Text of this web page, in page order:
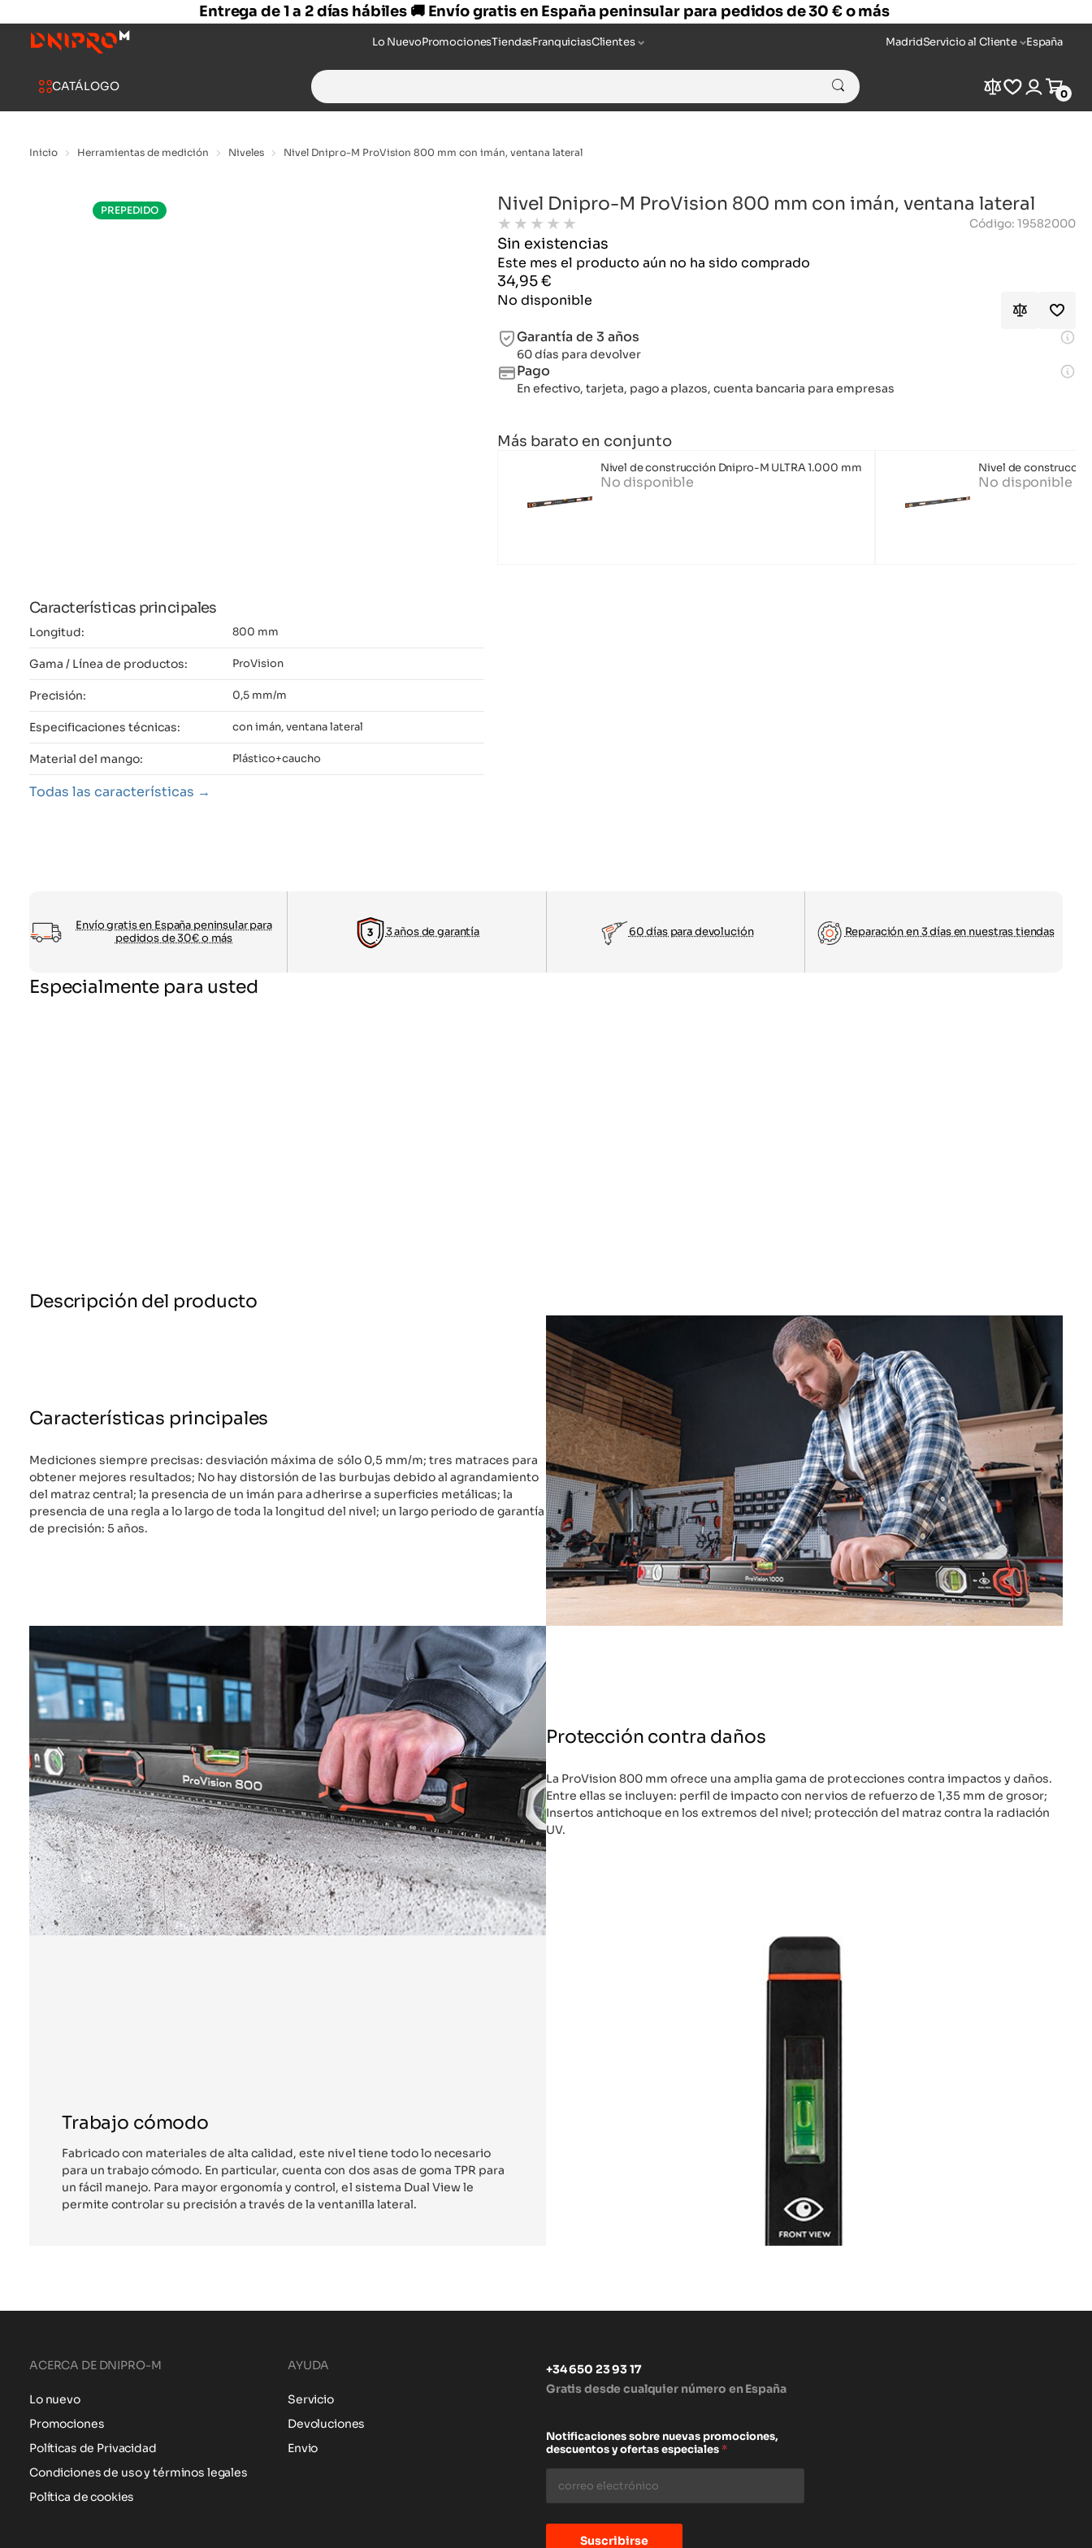
Entrega de 1 a 2 días hábiles 🚚 Envío gratis en España peninsular para pedidos de 30 € o más
Lo NuevoPromocionesTiendasFranquiciasClientes MadridServicio al Cliente España
CATÁLOGO
Search
for:
Compare
Wishlist
Login
Cart
0
Inicio Herramientas de medición Niveles Nivel Dnipro-M ProVision 800 mm con imán, ventana lateral
PREPEDIDO
Características principales
Longitud: 800 mm
Gama / Línea de productos: ProVision
Precisión: 0,5 mm/m
Especificaciones técnicas: con imán, ventana lateral
Material del mango: Plástico+caucho
Todas las características
Nivel Dnipro-M ProVision 800 mm con imán, ventana lateral
★ ★ ★ ★ ★ Código: 19582000
Sin existencias
Este mes el producto aún no ha sido comprado
34,95€
No disponible
Garantía de 3 años
60 días para devolver
Pago
En efectivo, tarjeta, pago a plazos, cuenta bancaria para empresas
Más barato en conjunto
Nivel de construcción Dnipro-M ULTRA 1.000 mm
No disponible
Nivel de
No disponible
Envío gratis en España peninsular para
pedidos de 30€ o más
3 años de garantía 60 días para devolución Reparación en 3 días en nuestras tiendas
Especialmente para usted
Descripción del producto
Características principales
Mediciones siempre precisas: desviación máxima de sólo 0,5 mm/m; tres matraces para
obtener mejores resultados; No hay distorsión de las burbujas debido al agrandamiento
del matraz central; la presencia de un imán para adherirse a superficies metálicas; la
presencia de una regla a lo largo de toda la longitud del nivel; un largo periodo de garantía
de precisión: 5 años.
Protección contra daños
La ProVision 800 mm ofrece una amplia gama de protecciones contra impactos y daños.
Entre ellas se incluyen: perfil de impacto con nervios de refuerzo de 1,35 mm de grosor;
Insertos antichoque en los extremos del nivel; protección del matraz contra la radiación
UV.
Trabajo cómodo
Fabricado con materiales de alta calidad, este nivel tiene todo lo necesario
para un trabajo cómodo. En particular, cuenta con dos asas de goma TPR para
un fácil manejo. Para mayor ergonomía y control, el sistema Dual View le
permite controlar su precisión a través de la ventanilla lateral.
ACERCA DE DNIPRO-M
Lo nuevo
Promociones
Políticas de Privacidad
Condiciones de uso y términos legales
Política de cookies
AYUDA
Servicio
Devoluciones
Envio
+34 650 23 93 17
Gratis desde cualquier número en España
Notificaciones sobre nuevas promociones,
descuentos y ofertas especiales*
Suscribirse